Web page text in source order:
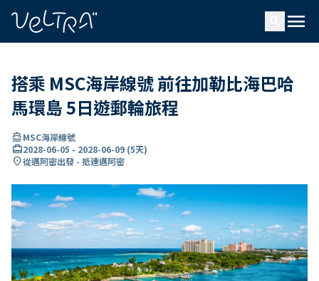
menu
搭乘 MSC海岸線號 前往加勒比海巴哈
馬環島 5日遊郵輪旅程
directions_boatMSC海岸線號
card_travel2028-06-05 - 2028-06-09 (5天)
location_on從邁阿密出發 - 抵達邁阿密